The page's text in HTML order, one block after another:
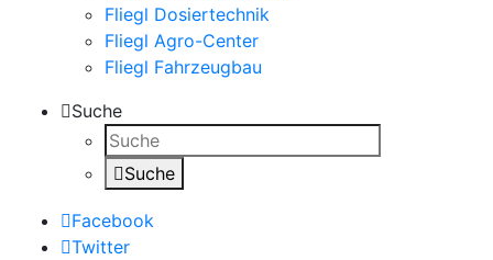
Fliegl Dosiertechnik
Fliegl Agro-Center
Fliegl Fahrzeugbau
Suche
Suche
Facebook
Twitter